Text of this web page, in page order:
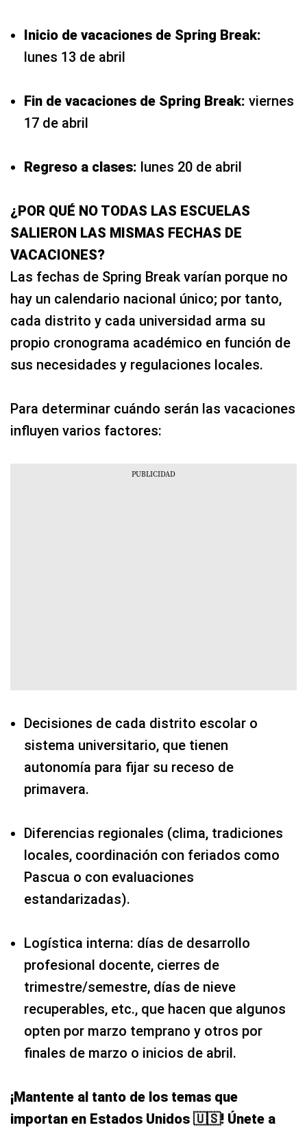
Inicio de vacaciones de Spring Break:
lunes 13 de abril
Fin de vacaciones de Spring Break: viernes
17 de abril
Regreso a clases: lunes 20 de abril
¿POR QUÉ NO TODAS LAS ESCUELAS
SALIERON LAS MISMAS FECHAS DE
VACACIONES?
Las fechas de Spring Break varían porque no
hay un calendario nacional único; por tanto,
cada distrito y cada universidad arma su
propio cronograma académico en función de
sus necesidades y regulaciones locales.
Para determinar cuándo serán las vacaciones
influyen varios factores:
Decisiones de cada distrito escolar o
sistema universitario, que tienen
autonomía para fijar su receso de
primavera.
Diferencias regionales (clima, tradiciones
locales, coordinación con feriados como
Pascua o con evaluaciones
estandarizadas).
Logística interna: días de desarrollo
profesional docente, cierres de
trimestre/semestre, días de nieve
recuperables, etc., que hacen que algunos
opten por marzo temprano y otros por
finales de marzo o inicios de abril.
¡Mantente al tanto de los temas que
importan en Estados Unidos 🇺🇸! Únete a